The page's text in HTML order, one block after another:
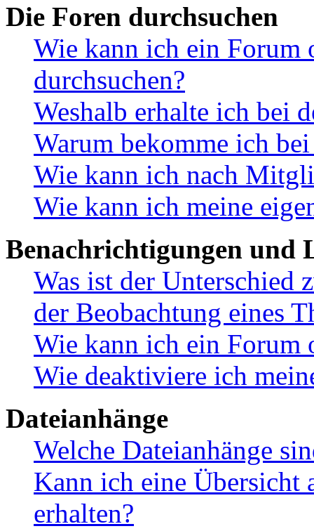
Die Foren durchsuchen
Wie kann ich ein Forum
durchsuchen?
Weshalb erhalte ich bei
Warum bekomme ich
Wie kann ich nach
Wie kann ich meine
Benachrichtigungen und
Was ist der Unterschied
der Beobachtung eines
Wie kann ich ein Forum
Wie deaktiviere ich
Dateianhänge
Welche Dateianhänge
Kann ich eine Übersicht
erhalten?